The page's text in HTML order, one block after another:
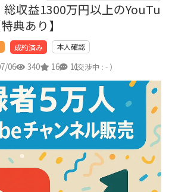
収益1300万円以上のYouTu
典あり】
成約済み 本人確認
06 340 16 11
（交渉中 : - ）